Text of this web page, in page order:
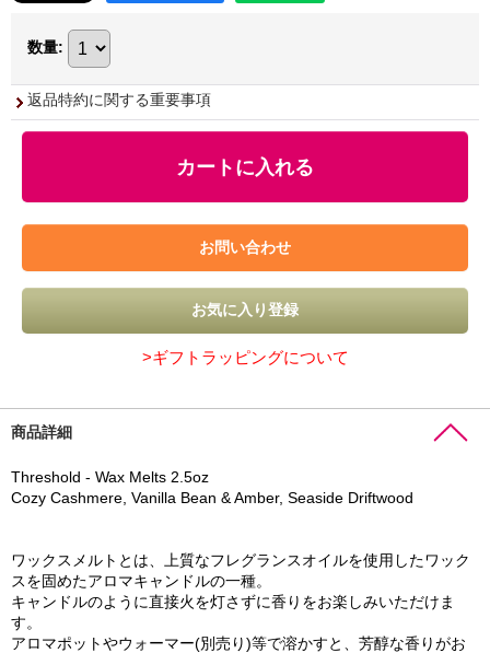
数量:
返品特約に関する重要事項
>ギフトラッピングについて
商品詳細
Threshold - Wax Melts 2.5oz
Cozy Cashmere, Vanilla Bean & Amber, Seaside Driftwood
ワックスメルトとは、上質なフレグランスオイルを使用したワック
スを固めたアロマキャンドルの一種。
キャンドルのように直接火を灯さずに香りをお楽しみいただけま
す。
アロマポットやウォーマー(別売り)等で溶かすと、芳醇な香りがお